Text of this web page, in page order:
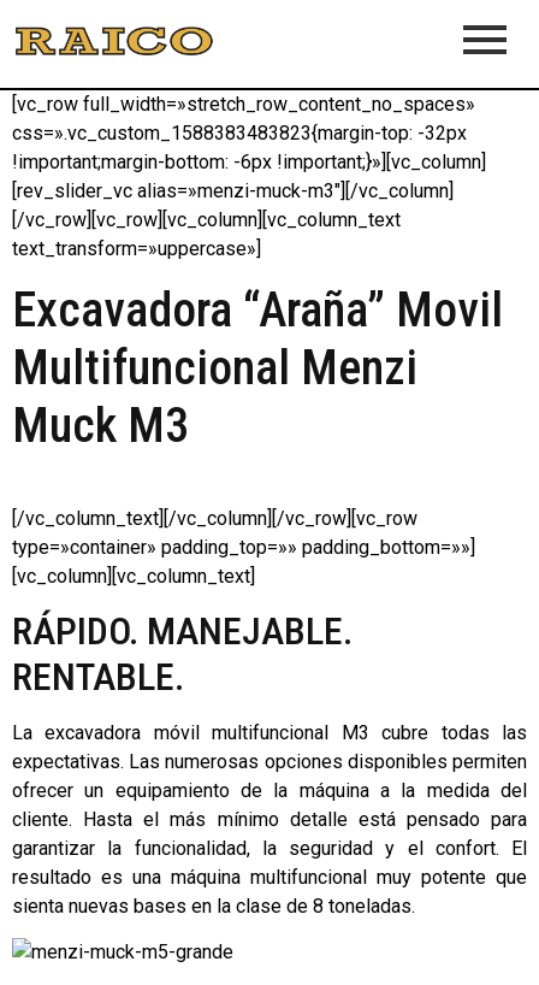
[vc_row full_width=»stretch_row_content_no_spaces»
css=».vc_custom_1588383483823{margin-top: -32px
!important;margin-bottom: -6px !important;}»][vc_column]
[rev_slider_vc alias=»menzi-muck-m3″][/vc_column]
[/vc_row][vc_row][vc_column][vc_column_text
text_transform=»uppercase»]
Excavadora “Araña” Movil
Multifuncional Menzi
Muck M3
[/vc_column_text][/vc_column][/vc_row][vc_row
type=»container» padding_top=»» padding_bottom=»»]
[vc_column][vc_column_text]
RÁPIDO. MANEJABLE.
RENTABLE.
La excavadora móvil multifuncional M3 cubre todas las
expectativas. Las numerosas opciones disponibles permiten
ofrecer un equipamiento de la máquina a la medida del
cliente. Hasta el más mínimo detalle está pensado para
garantizar la funcionalidad, la seguridad y el confort. El
resultado es una máquina multifuncional muy potente que
sienta nuevas bases en la clase de 8 toneladas.